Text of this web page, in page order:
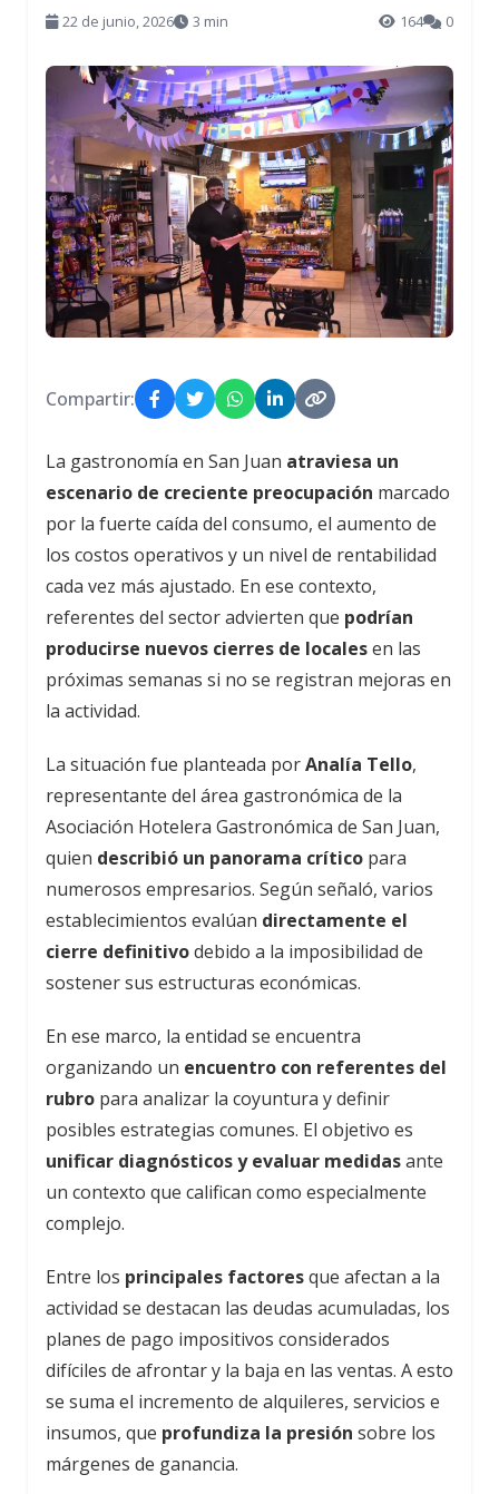
22 de junio, 2026 3 min 164 0
Compartir:
La gastronomía en San Juan atraviesa un
escenario de creciente preocupación marcado
por la fuerte caída del consumo, el aumento de
los costos operativos y un nivel de rentabilidad
cada vez más ajustado. En ese contexto,
referentes del sector advierten que podrían
producirse nuevos cierres de localesen las
próximas semanas si no se registran mejoras en
la actividad.
La situación fue planteada porAnalía Tello,
representante del área gastronómica de la
Asociación Hotelera Gastronómica de San Juan,
quien describió un panorama crítico para
numerosos empresarios. Según señaló, varios
establecimientos evalúan directamente el
cierre definitivodebido a la imposibilidad de
sostener sus estructuras económicas.
En ese marco, la entidad se encuentra
organizando un encuentro con referentes del
rubro para analizar la coyuntura y definir
posibles estrategias comunes. El objetivo es
unificar diagnósticos y evaluar medidasante
un contexto que califican como especialmente
complejo.
Entre los principales factoresque afectan a la
actividad se destacan las deudas acumuladas, los
planes de pago impositivos considerados
difíciles de afrontar y la baja en las ventas. A esto
se suma el incremento de alquileres, servicios e
insumos, que profundiza la presión sobre los
márgenes de ganancia.